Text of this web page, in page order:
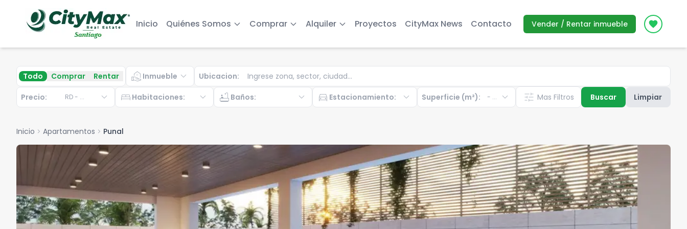
Inicio Quiénes Somos Comprar Alquiler Proyectos CityMax News Contacto Vender / Rentar inmueble Icon
Todo Comprar Rentar real_estate_agent Inmueble expand_more Ubicacion:
Precio: RD- ... expand_more bed Habitaciones: expand_more bathtub Baños: expand_more directions_car Estacionamiento: expand_more Superficie (m²): - ... expand_more tune Mas Filtros Buscar Limpiar
Inicio chevron_right Apartamentos chevron_right Punal